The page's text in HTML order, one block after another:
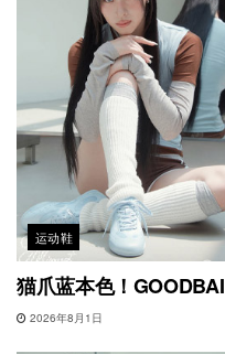
运动鞋
猫爪蓝本色！
2026年8月1日